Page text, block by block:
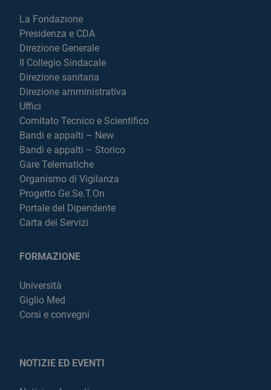
La Fondazione
Presidenza e CDA
Direzione Generale
Il Collegio Sindacale
Direzione sanitaria
Direzione amministrativa
Uffici
Comitato Tecnico e Scientifico
Bandi e appalti – New
Bandi e appalti – Storico
Gare Telematiche
Organismo di Vigilanza
Progetto Ge.Se.T.On
Portale del Dipendente
Carta dei Servizi
FORMAZIONE
Università
Giglio Med
Corsi e convegni
NOTIZIE ED EVENTI